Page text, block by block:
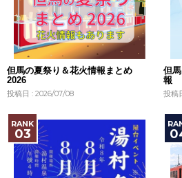
但馬の夏祭り＆花火情報まとめ
2026
投稿日 : 2026/07/08
但
報
投稿